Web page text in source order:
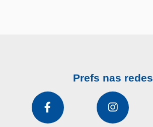
Prefs nas redes